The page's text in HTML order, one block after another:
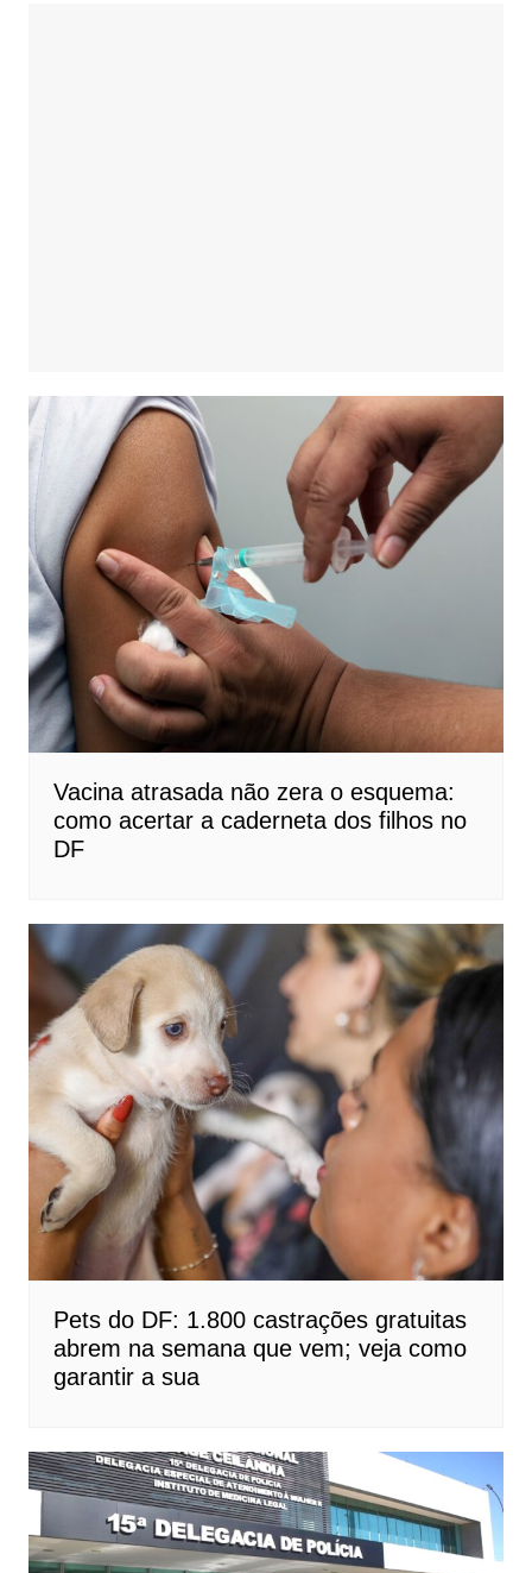
Vacina atrasada não zera o esquema:
como acertar a caderneta dos filhos no
DF
Pets do DF: 1.800 castrações gratuitas
abrem na semana que vem; veja como
garantir a sua